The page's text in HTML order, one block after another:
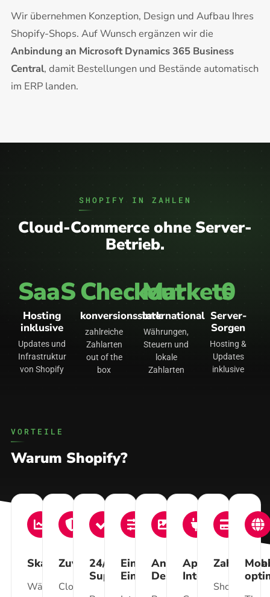
Wir übernehmen Konzeption, Design und Aufbau Ihres
Shopify-Shops. Auf Wunsch ergänzen wir die
Anbindung an Microsoft Dynamics 365 Business
Central, damit Bestellungen und Bestände automatisch
im ERP landen.
SHOPIFY IN ZAHLEN
Cloud-Commerce ohne Server-
Betrieb.
SaaS
Hosting
inklusive
Updates und
Infrastruktur
von Shopify
Checkout
konversionsstark
zahlreiche
Zahlarten
out of the
box
Markets
international
Währungen,
Steuern und
lokale
Zahlarten
0
Server-
Sorgen
Hosting &
Updates
inklusive
VORTEILE
Warum Shopify?
Skalierbarkeit
Wächst
Zuverlässigkeit
Cloud-
24/7
Support
Einfache
Einrichtung
Anpassbare
Designs
App-
Integration
Shopify